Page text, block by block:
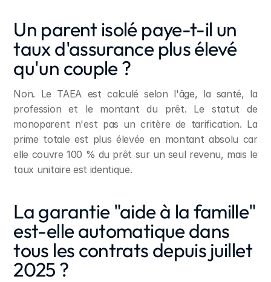
Un parent isolé paye-t-il un
taux d'assurance plus élevé
qu'un couple ?
Non. Le TAEA est calculé selon l'âge, la santé, la
profession et le montant du prêt. Le statut de
monoparent n'est pas un critère de tarification. La
prime totale est plus élevée en montant absolu car
elle couvre 100 % du prêt sur un seul revenu, mais le
taux unitaire est identique.
La garantie "aide à la famille"
est-elle automatique dans
tous les contrats depuis juillet
2025 ?